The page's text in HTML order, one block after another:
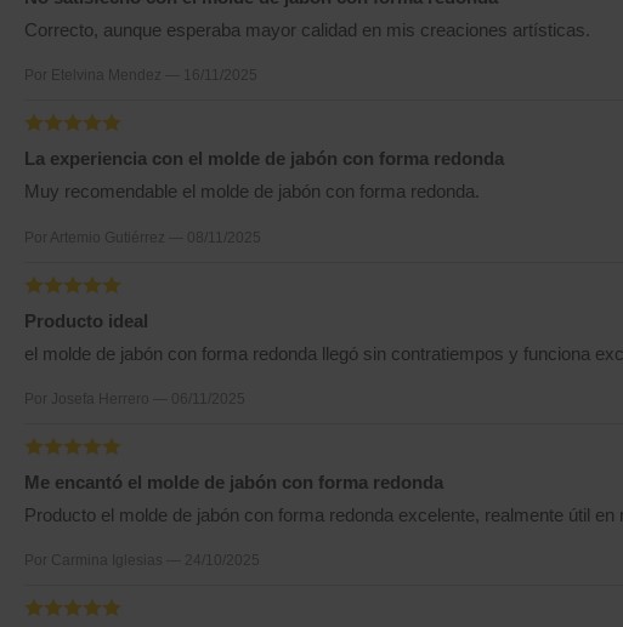
Correcto, aunque esperaba mayor calidad en mis creaciones artísticas.
Por Etelvina Mendez — 16/11/2025
La experiencia con el molde de jabón con forma redonda
Muy recomendable el molde de jabón con forma redonda.
Por Artemio Gutiérrez — 08/11/2025
Producto ideal
el molde de jabón con forma redonda llegó sin contratiempos y funciona
Por Josefa Herrero — 06/11/2025
Me encantó el molde de jabón con forma redonda
Producto el molde de jabón con forma redonda excelente, realmente útil
Por Carmina Iglesias — 24/10/2025